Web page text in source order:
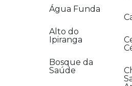
Água Funda
Alto do
Ipiranga
Bosque da
Saúde